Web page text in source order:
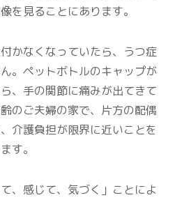
を見ることにあります。
かなくなっていたら、うつ症
。ペットボトルのキャップが
、手の関節に痛みが出てきて
のご夫婦の家で、片方の配偶
介護負担が限界に近いことを
す。
、感じて、気づく」ことによ